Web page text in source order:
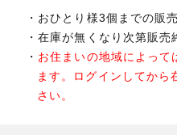
おひとり様3個までの販
在庫が無くなり次第販売
お住まいの地域によって
ます。ログインしてから
さい。